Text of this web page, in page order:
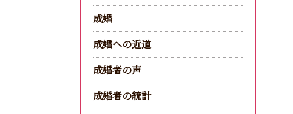
成婚
成婚への近道
成婚者の声
成婚者の統計